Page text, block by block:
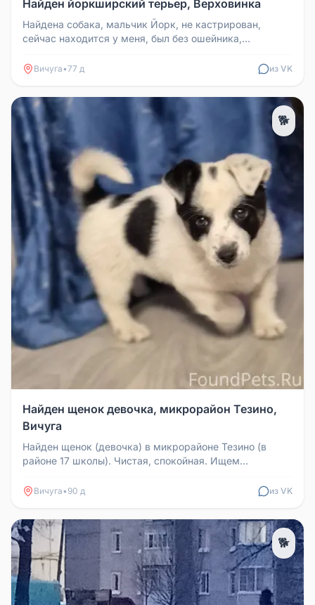
Найден йоркширский терьер, Верховинка
Найдена собака, мальчик Йорк, не кастрирован,
сейчас находится у меня, был без ошейника,
Вичуга•77 д из VK
🐕
Найден щенок девочка, микрорайон Тезино,
Вичуга
Найден щенок (девочка) в микрорайоне Тезино (в
районе 17 школы). Чистая, спокойная. Ищем
Вичуга• 90 д из VK
🐕